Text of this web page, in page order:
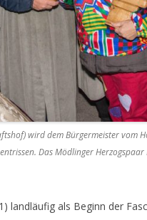
wird dem Bürgermeister vom
Das Mödlinger Herzogspaar
landläufig als Beginn der